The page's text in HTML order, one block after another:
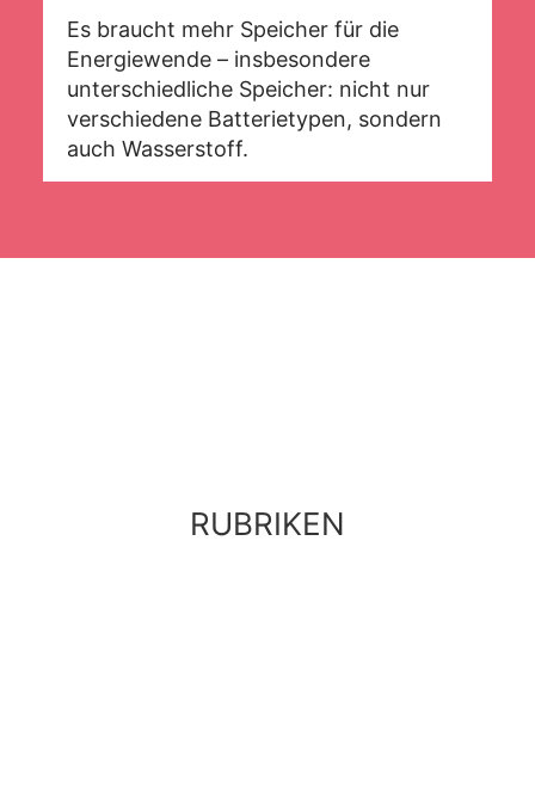
Es braucht mehr Speicher für die
Energiewende – insbesondere
unterschiedliche Speicher: nicht nur
verschiedene Batterietypen, sondern
auch Wasserstoff.
RUBRIKEN